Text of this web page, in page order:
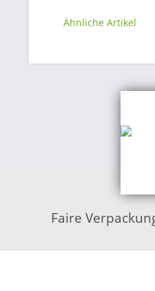
Ähnliche Artikel
Faire